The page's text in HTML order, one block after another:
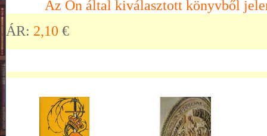
Az Ön által kiválasztott könyvből
ÁR: 2,10 €